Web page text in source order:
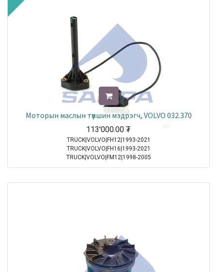
Моторын маслын түвшин мэдрэгч, VOLVO 032.370
113'000.00 ₮
TRUCK|VOLVO|FH12|1993-2021
TRUCK|VOLVO|FH16|1993-2021
TRUCK|VOLVO|FM12|1998-2005